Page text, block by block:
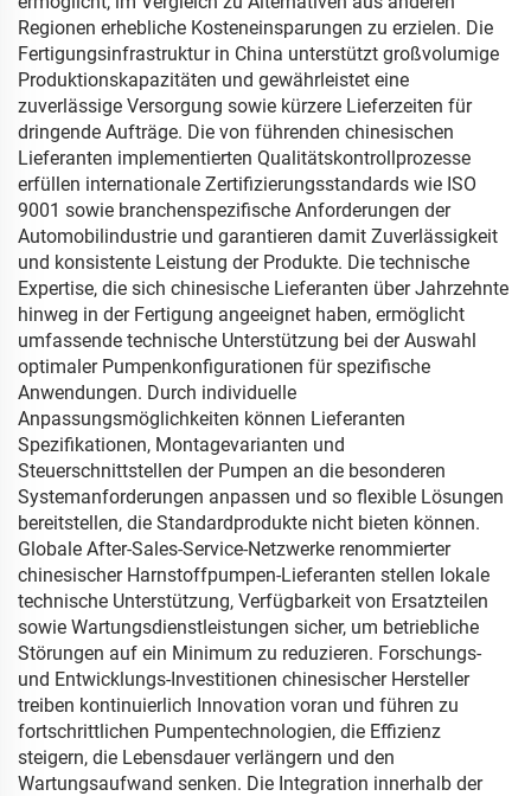
Regionen erhebliche Kosteneinsparungen zu erzielen. Die
Fertigungsinfrastruktur in China unterstützt großvolumige
Produktionskapazitäten und gewährleistet eine
zuverlässige Versorgung sowie kürzere Lieferzeiten für
dringende Aufträge. Die von führenden chinesischen
Lieferanten implementierten Qualitätskontrollprozesse
erfüllen internationale Zertifizierungsstandards wie ISO
9001 sowie branchenspezifische Anforderungen der
Automobilindustrie und garantieren damit Zuverlässigkeit
und konsistente Leistung der Produkte. Die technische
Expertise, die sich chinesische Lieferanten über Jahrzehnte
hinweg in der Fertigung angeeignet haben, ermöglicht
umfassende technische Unterstützung bei der Auswahl
optimaler Pumpenkonfigurationen für spezifische
Anwendungen. Durch individuelle
Anpassungsmöglichkeiten können Lieferanten
Spezifikationen, Montagevarianten und
Steuerschnittstellen der Pumpen an die besonderen
Systemanforderungen anpassen und so flexible Lösungen
bereitstellen, die Standardprodukte nicht bieten können.
Globale After-Sales-Service-Netzwerke renommierter
chinesischer Harnstoffpumpen-Lieferanten stellen lokale
technische Unterstützung, Verfügbarkeit von Ersatzteilen
sowie Wartungsdienstleistungen sicher, um betriebliche
Störungen auf ein Minimum zu reduzieren. Forschungs-
und Entwicklungs-Investitionen chinesischer Hersteller
treiben kontinuierlich Innovation voran und führen zu
fortschrittlichen Pumpentechnologien, die Effizienz
steigern, die Lebensdauer verlängern und den
Wartungsaufwand senken. Die Integration innerhalb der